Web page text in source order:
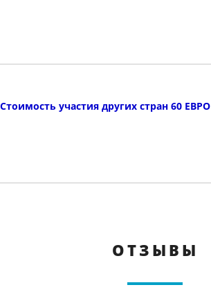
Стоимость участия других стран 60 ЕВРО
ОТЗЫВЫ